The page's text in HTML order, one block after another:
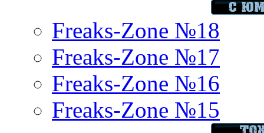
Freaks-Zone №18
Freaks-Zone №17
Freaks-Zone №16
Freaks-Zone №15